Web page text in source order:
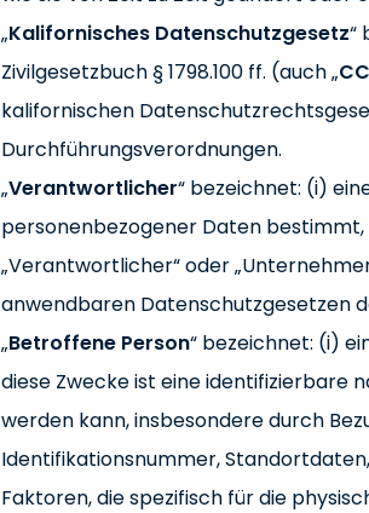
„Kalifornisches Datenschutzgesetz“
Zivilgesetzbuch § 1798.100 ff. (auch „
kalifornischen
Durchführungsverordnungen.
„Verantwortlicher“ bezeichnet: (i)
personenbezogener Daten bestimmt,
„Verantwortlicher“ oder
anwendbaren Datenschutzgesetzen
„Betroffene Person“ bezeichnet: (i)
diese Zwecke ist eine identifizierbare
werden kann, insbesondere durch
Identifikationsnummer,
Faktoren, die spezifisch für die